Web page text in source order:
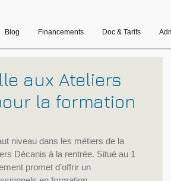
Blog Financements Doc & Tarifs
aux Ateliers
la formation
niveau dans les métiers de la
Décanis à la rentrée. Situé au 1
promet d’offrir un